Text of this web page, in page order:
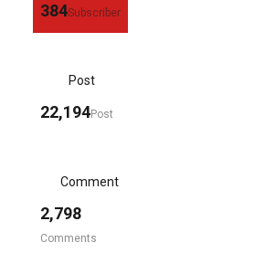
384Subscriber
Post
22,194Post
Comment
2,798
Comments